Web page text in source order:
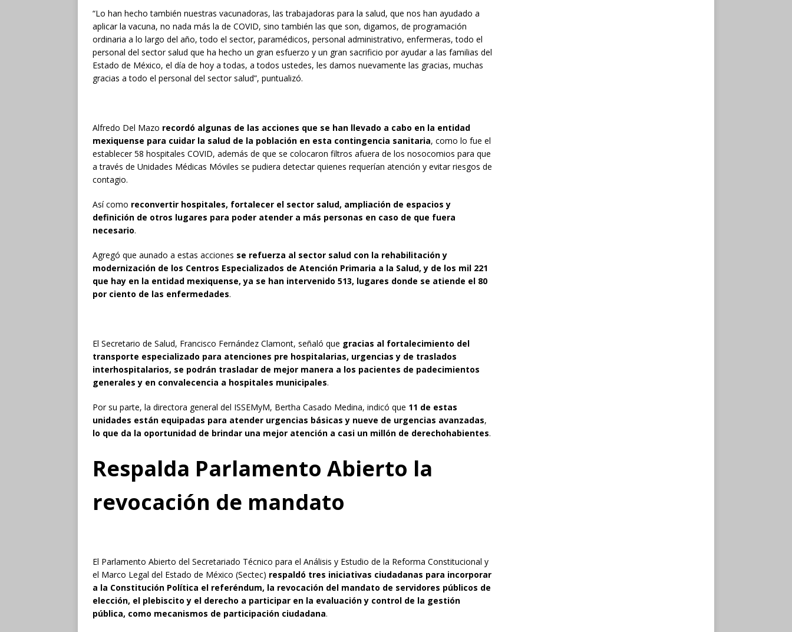
“Lo han hecho también nuestras vacunadoras, las trabajadoras para la salud, que nos han ayudado a
aplicar la vacuna, no nada más la de COVID, sino también las que son, digamos, de programación
ordinaria a lo largo del año, todo el sector, paramédicos, personal administrativo, enfermeras, todo el
personal del sector salud que ha hecho un gran esfuerzo y un gran sacrificio por ayudar a las familias del
Estado de México, el día de hoy a todas, a todos ustedes, les damos nuevamente las gracias, muchas
gracias a todo el personal del sector salud”, puntualizó.
Alfredo Del Mazo recordó algunas de las acciones que se han llevado a cabo en la entidad
mexiquense para cuidar la salud de la población en esta contingencia sanitaria, como lo fue el
establecer 58 hospitales COVID, además de que se colocaron filtros afuera de los nosocomios para que
a través de Unidades Médicas Móviles se pudiera detectar quienes requerían atención y evitar riesgos de
contagio.
Así como reconvertir hospitales, fortalecer el sector salud, ampliación de espacios y
definición de otros lugares para poder atender a más personas en caso de que fuera
necesario.
Agregó que aunado a estas acciones se refuerza al sector salud con la rehabilitación y
modernización de los Centros Especializados de Atención Primaria a la Salud, y de los mil 221
que hay en la entidad mexiquense, ya se han intervenido 513, lugares donde se atiende el 80
por ciento de las enfermedades.
El Secretario de Salud, Francisco Fernández Clamont, señaló que gracias al fortalecimiento del
transporte especializado para atenciones pre hospitalarias, urgencias y de traslados
interhospitalarios, se podrán trasladar de mejor manera a los pacientes de padecimientos
generales y en convalecencia a hospitales municipales.
Por su parte, la directora general del ISSEMyM, Bertha Casado Medina, indicó que 11 de estas
unidades están equipadas para atender urgencias básicas y nueve de urgencias avanzadas,
lo que da la oportunidad de brindar una mejor atención a casi un millón de derechohabientes.
Respalda Parlamento Abierto la
revocación de mandato
El Parlamento Abierto del Secretariado Técnico para el Análisis y Estudio de la Reforma Constitucional y
el Marco Legal del Estado de México (Sectec) respaldó tres iniciativas ciudadanas para incorporar
a la Constitución Política el referéndum, la revocación del mandato de servidores públicos de
elección, el plebiscito y el derecho a participar en la evaluación y control de la gestión
pública, como mecanismos de participación ciudadana.